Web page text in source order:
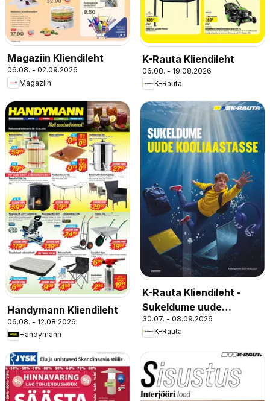
Magaziin Kliendileht
06.08. - 02.09.2026
Magaziin
K-Rauta Kliendileht
06.08. - 19.08.2026
K-Rauta
Handymann Kliendileht
06.08. - 12.08.2026
Handymann
K-Rauta Kliendileht -
Sukeldume uude
kooliaastasse
30.07. - 08.09.2026
K-Rauta